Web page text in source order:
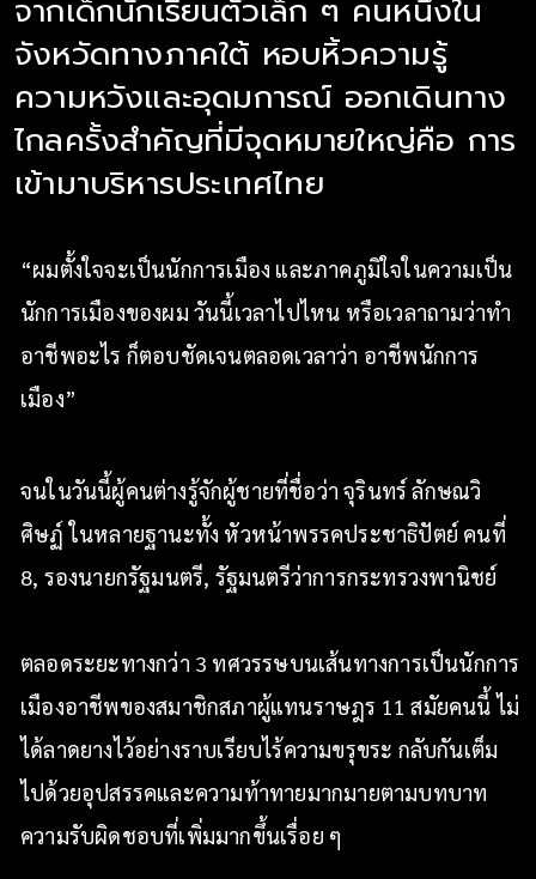
จากเด็กนักเรียนตัวเล็ก ๆ คนหนึ่งใน
จังหวัดทางภาคใต้ หอบหิ้วความรู้
ความหวังและอุดมการณ์ ออกเดินทาง
ไกลครั้งสำคัญที่มีจุดหมายใหญ่คือ การ
เข้ามาบริหารประเทศไทย
“ผมตั้งใจจะเป็นนักการเมือง และภาคภูมิใจในความเป็น
นักการเมืองของผม วันนี้เวลาไปไหน หรือเวลาถามว่าทำ
อาชีพอะไร ก็ตอบชัดเจนตลอดเวลาว่า อาชีพนักการ
เมือง”
จนในวันนี้ผู้คนต่างรู้จักผู้ชายที่ชื่อว่า จุรินทร์ ลักษณวิ
ศิษฏ์ ในหลายฐานะทั้ง หัวหน้าพรรคประชาธิปัตย์ คนที่
8, รองนายกรัฐมนตรี, รัฐมนตรีว่าการกระทรวงพานิชย์
ตลอดระยะทางกว่า 3 ทศวรรษบนเส้นทางการเป็นนักการ
เมืองอาชีพของสมาชิกสภาผู้แทนราษฎร 11 สมัยคนนี้ ไม่
ได้ลาดยางไว้อย่างราบเรียบไร้ความขรุขระ กลับกันเต็ม
ไปด้วยอุปสรรคและความท้าทายมากมายตามบทบาท
ความรับผิดชอบที่เพิ่มมากขึ้นเรื่อย ๆ